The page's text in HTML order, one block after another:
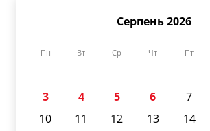
Серпень 2026
Пн Вт Ср Чт Пт
3
4 5 6 7
10
11 12 13 14